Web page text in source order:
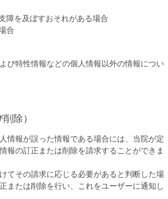
障を及ぼすおそれがある場合
合
び特性情報などの個人情報以外の情報につい
除）
情報が誤った情報である場合には、当院が定
報の訂正または削除を請求することができま
てその請求に応じる必要があると判断した場
または削除を行い、これをユーザーに通知し